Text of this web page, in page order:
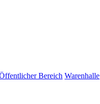
Bereich Warenhalle